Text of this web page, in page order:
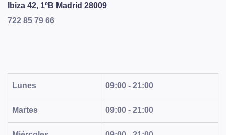
Ibiza 42, 1ºB Madrid 28009
722 85 79 66
Lunes 09:00 - 21:00
Martes 09:00 - 21:00